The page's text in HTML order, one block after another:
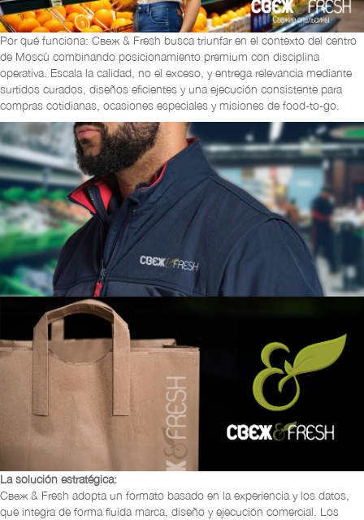
Por qué funciona: Свеж & Fresh busca triunfar en el contexto del centro
de Moscú combinando posicionamiento premium con disciplina
operativa. Escala la calidad, no el exceso, y entrega relevancia mediante
surtidos curados, diseños eficientes y una ejecución consistente para
compras cotidianas, ocasiones especiales y misiones de food-to-go.
La solución estratégica:
Свеж & Fresh adopta un formato basado en la experiencia y los datos,
que integra de forma fluida marca, diseño y ejecución comercial. Los